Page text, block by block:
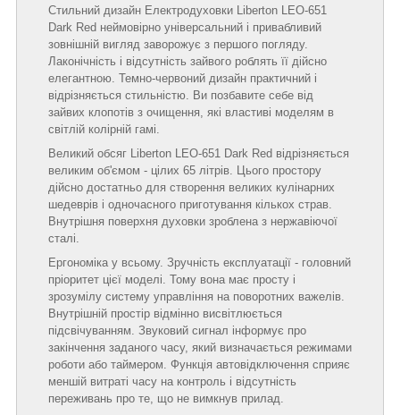
Стильний дизайн Електродуховки Liberton LEO-651
Dark Red неймовірно універсальний і привабливий
зовнішній вигляд заворожує з першого погляду.
Лаконічність і відсутність зайвого роблять її дійсно
елегантною. Темно-червоний дизайн практичний і
відрізняється стильністю. Ви позбавите себе від
зайвих клопотів з очищення, які властиві моделям в
світлій колірній гамі.
Великий обсяг Liberton LEO-651 Dark Red відрізняється
великим об'ємом - цілих 65 літрів. Цього простору
дійсно достатньо для створення великих кулінарних
шедеврів і одночасного приготування кількох страв.
Внутрішня поверхня духовки зроблена з нержавіючої
сталі.
Ергономіка у всьому. Зручність експлуатації - головний
пріоритет цієї моделі. Тому вона має просту і
зрозумілу систему управління на поворотних важелів.
Внутрішній простір відмінно висвітлюється
підсвічуванням. Звуковий сигнал інформує про
закінчення заданого часу, який визначається режимами
роботи або таймером. Функція автовідключення сприяє
меншій витраті часу на контроль і відсутність
переживань про те, що не вимкнув прилад.